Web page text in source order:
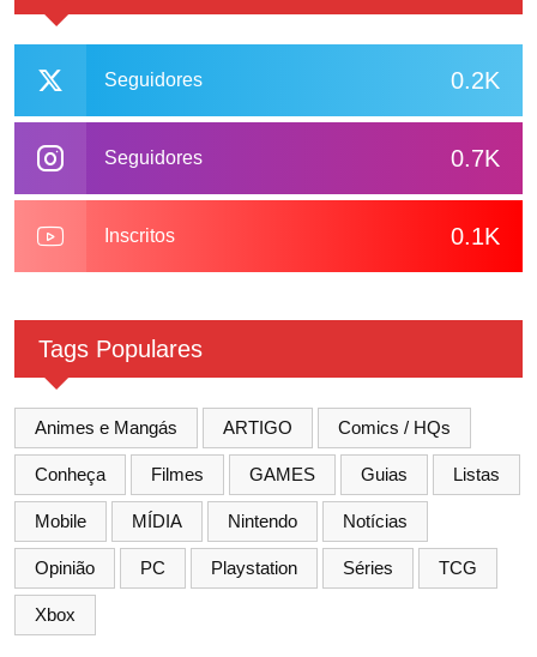
0.2K
Seguidores
0.7K
Seguidores
0.1K
Inscritos
Tags Populares
Animes e Mangás ARTIGO Comics / HQs
Conheça Filmes GAMES Guias Listas
Mobile MÍDIA Nintendo Notícias
Opinião PC Playstation Séries TCG
Xbox